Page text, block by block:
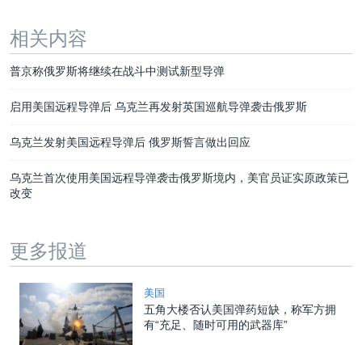
相关内容
普京称俄罗斯将继续在战斗中测试新型导弹
启用美国远程导弹后 乌克兰再发射英国巡航导弹袭击俄罗斯
乌克兰发射美国远程导弹后 俄罗斯誓言做出回应
乌克兰首次使用美国远程导弹袭击俄罗斯境内，美官员证实原政策已
改变
更多报道
美国
五角大楼否认美国弹药短缺，称军方拥
有“充足、随时可用的武器库”